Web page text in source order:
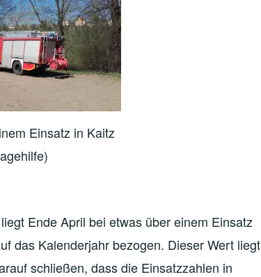
Einsatz in Kaitz
Ende April bei etwas über einem Einsatz
das Kalenderjahr bezogen. Dieser Wert liegt
schließen, dass die Einsatzzahlen in